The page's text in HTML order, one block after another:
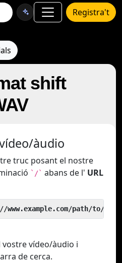
Registra't
shift
àudio
truc posant el nostre
`/` abans de l' URL
path/to/
vostre vídeo/àudio i
de cerca.